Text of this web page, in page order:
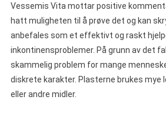
Vessemis Vita mottar positive
hatt muligheten til å prøve det og kan
anbefales som et effektivt og raskt
inkontinensproblemer. På grunn av det
skammelig problem for mange
diskrete karakter. Plasterne brukes
eller andre midler.